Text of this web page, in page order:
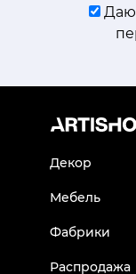
Даю
Декор
Мебель
Фабрики
Распродажа